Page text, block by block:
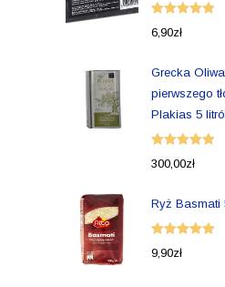
Oceniono
6,90zł
Grecka
pierwszego
Plakias 5
Oceniono
300,00zł
Ryż Basmati
Oceniono
9,90zł